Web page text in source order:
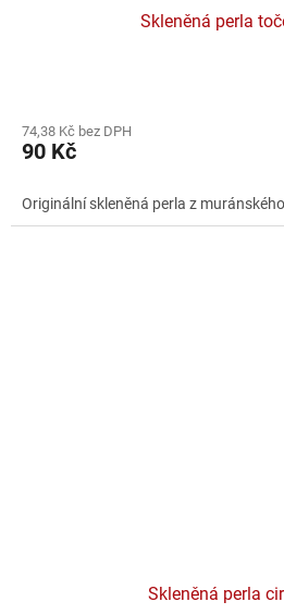
Skleněná perla
74,38 Kč bez DPH
90 Kč
Originální skleněná perla z
Skleněná perla